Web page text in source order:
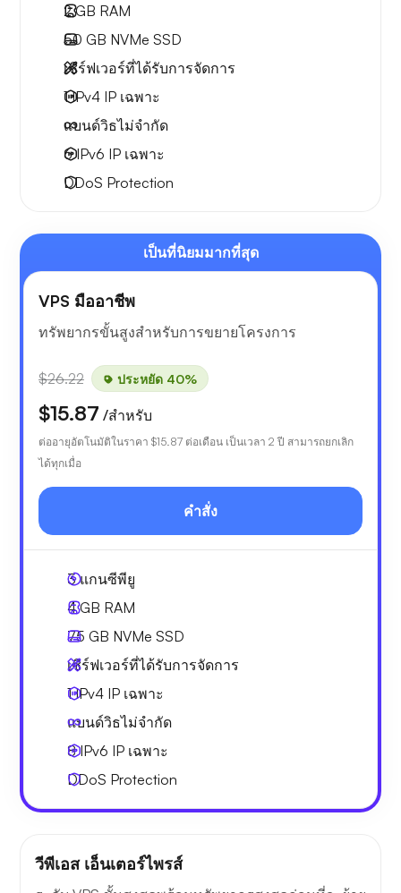
2 GB RAM
50 GB NVMe SSD
เซิร์ฟเวอร์ที่ได้รับการจัดการ
1 IPv4 IP เฉพาะ
แบนด์วิธไม่จำกัด
6 IPv6 IP เฉพาะ
DDoS Protection
เป็นที่นิยมมากที่สุด
VPS มืออาชีพ
ทรัพยากรขั้นสูงสำหรับการขยายโครงการ
$26.22 ประหยัด 40%
$15.87 /สำหรับ
ต่ออายุอัตโนมัติในราคา $15.87 ต่อเดือน เป็นเวลา 2 ปี สามารถยกเลิก
ได้ทุกเมื่อ
คำสั่ง
3แกนซีพียู
4 GB RAM
75 GB NVMe SSD
เซิร์ฟเวอร์ที่ได้รับการจัดการ
1 IPv4 IP เฉพาะ
แบนด์วิธไม่จำกัด
8 IPv6 IP เฉพาะ
DDoS Protection
วีพีเอส เอ็นเตอร์ไพรส์